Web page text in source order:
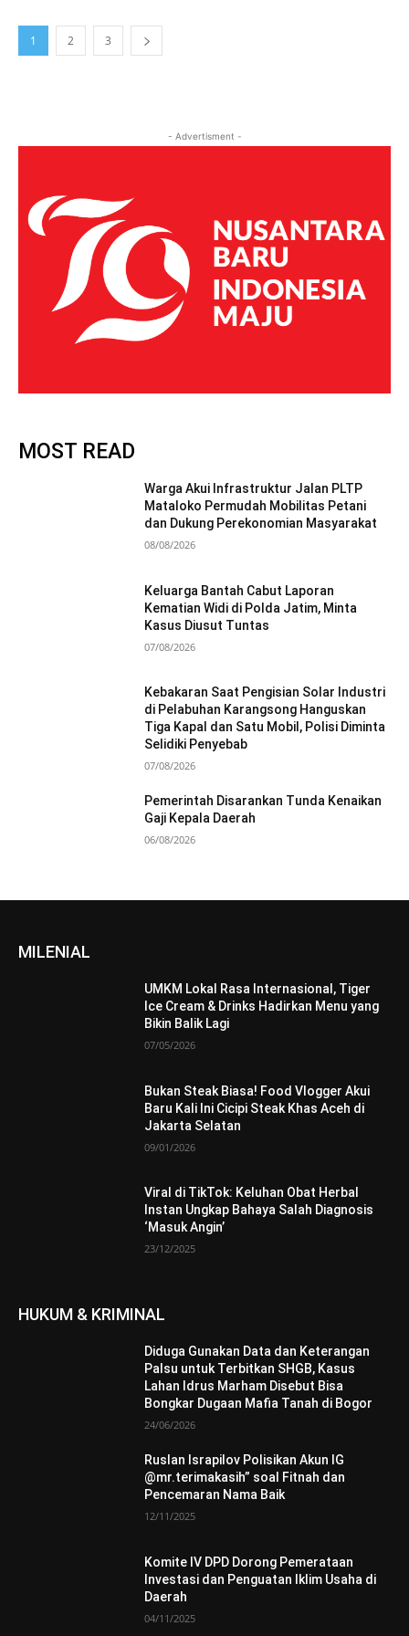
1 2 3
- Advertisment -
MOST READ
Warga Akui Infrastruktur Jalan PLTP
Mataloko Permudah Mobilitas Petani
dan Dukung Perekonomian Masyarakat
08/08/2026
Keluarga Bantah Cabut Laporan
Kematian Widi di Polda Jatim, Minta
Kasus Diusut Tuntas
07/08/2026
Kebakaran Saat Pengisian Solar Industri
di Pelabuhan Karangsong Hanguskan
Tiga Kapal dan Satu Mobil, Polisi Diminta
Selidiki Penyebab
07/08/2026
Pemerintah Disarankan Tunda Kenaikan
Gaji Kepala Daerah
06/08/2026
MILENIAL
UMKM Lokal Rasa Internasional, Tiger
Ice Cream & Drinks Hadirkan Menu yang
Bikin Balik Lagi
07/05/2026
Bukan Steak Biasa! Food Vlogger Akui
Baru Kali Ini Cicipi Steak Khas Aceh di
Jakarta Selatan
09/01/2026
Viral di TikTok: Keluhan Obat Herbal
Instan Ungkap Bahaya Salah Diagnosis
‘Masuk Angin’
23/12/2025
HUKUM & KRIMINAL
Diduga Gunakan Data dan Keterangan
Palsu untuk Terbitkan SHGB, Kasus
Lahan Idrus Marham Disebut Bisa
Bongkar Dugaan Mafia Tanah di Bogor
24/06/2026
Ruslan Israpilov Polisikan Akun IG
@mr.terimakasih” soal Fitnah dan
Pencemaran Nama Baik
12/11/2025
Komite IV DPD Dorong Pemerataan
Investasi dan Penguatan Iklim Usaha di
Daerah
04/11/2025